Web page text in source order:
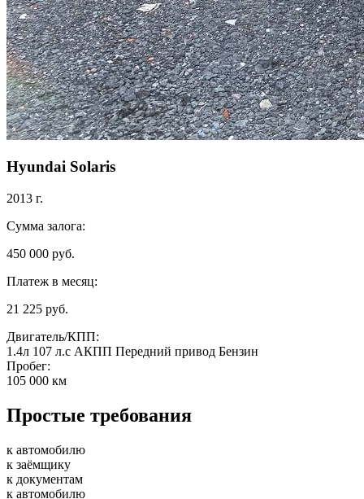
Hyundai Solaris
2013 г.
Сумма залога:
450 000 руб.
Платеж в месяц:
21 225 руб.
Двигатель/КПП:
1.4л 107 л.с АКПП Передний привод Бензин
Пробег:
105 000 км
Простые требования
к автомобилю
к заёмщику
к документам
к автомобилю